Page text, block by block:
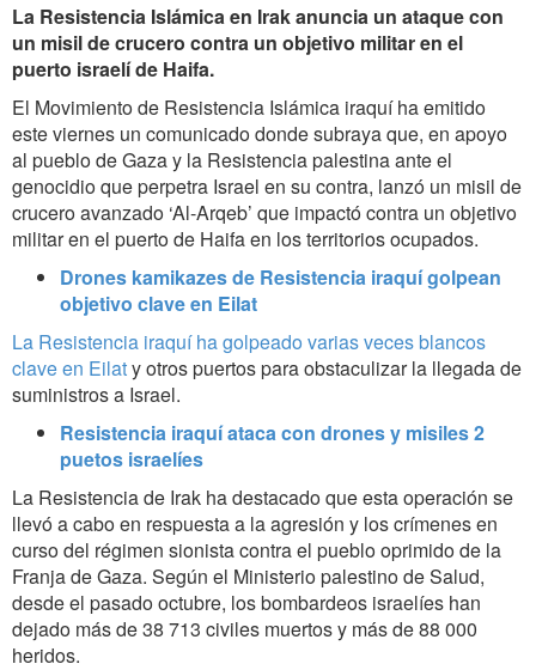
La Resistencia Islámica en Irak anuncia un ataque con
un misil de crucero contra un objetivo militar en el
puerto israelí de Haifa.
El Movimiento de Resistencia Islámica iraquí ha emitido
este viernes un comunicado donde subraya que, en apoyo
al pueblo de Gaza y la Resistencia palestina ante el
genocidio que perpetra Israel en su contra, lanzó un misil de
crucero avanzado ‘Al-Arqeb’ que impactó contra un objetivo
militar en el puerto de Haifa en los territorios ocupados.
Drones kamikazes de Resistencia iraquí golpean
objetivo clave en Eilat
La Resistencia iraquí ha golpeado varias veces blancos
clave en Eilaty otros puertos para obstaculizar la llegada de
suministros a Israel.
Resistencia iraquí ataca con drones y misiles 2
puetos israelíes
La Resistencia de Irak ha destacado que esta operación se
llevó a cabo en respuesta a la agresión y los crímenes en
curso del régimen sionista contra el pueblo oprimido de la
Franja de Gaza. Según el Ministerio palestino de Salud,
desde el pasado octubre, los bombardeos israelíes han
dejado más de 38 713 civiles muertos y más de 88 000
heridos.